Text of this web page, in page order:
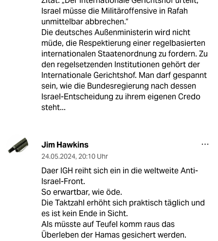
Israel müsse die Militäroffensive in Rafah
unmittelbar abbrechen.“
Die deutsches Außenministerin wird nicht
müde, die Respektierung einer regelbasierten
internationalen Staatenordnung zu fordern. Zu
den regelsetzenden Institutionen gehört der
Internationale Gerichtshof. Man darf gespannt
sein, wie die Bundesregierung nach dessen
Israel-Entscheidung zu ihrem eigenen Credo
steht...
Jim Hawkins
24.05.2024, 20:10 Uhr
Daer IGH reiht sich ein in die weltweite Anti-
Israel-Front.
So erwartbar, wie öde.
Die Taktzahl erhöht sich praktisch täglich und
es ist kein Ende in Sicht.
Als müsste auf Teufel komm raus das
Überleben der Hamas gesichert werden.